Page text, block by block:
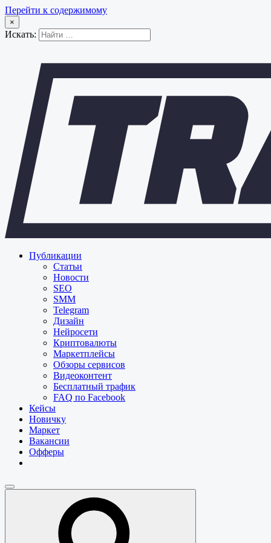
Перейти к содержимому
×
Искать:
Публикации
Статьи
Новости
SEO
SMM
Telegram
Дизайн
Нейросети
Криптовалюты
Маркетплейсы
Обзоры сервисов
Видеоконтент
Бесплатный трафик
FAQ по Facebook
Кейсы
Новичку
Маркет
Вакансии
Офферы